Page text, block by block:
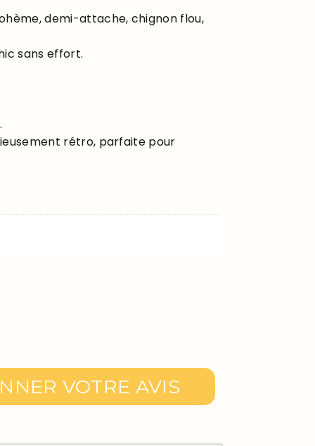
demi-attache, chignon flou,
sans effort.
rétro, parfaite pour
VOTRE AVIS